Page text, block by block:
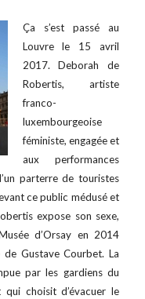
Ça s’est passé au
Louvre le 15 avril
2017. Deborah de
Robertis, artiste
franco-
luxembourgeoise
féministe, engagée et
aux performances
parterre de touristes
ce public médusé et
expose son sexe,
d’Orsay en 2014
Gustave Courbet. La
par les gardiens du
qui choisit d’évacuer le